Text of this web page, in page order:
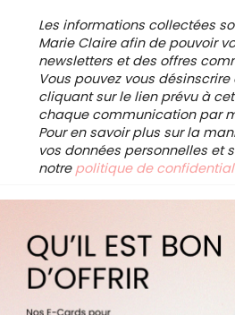
Les informations collectées
Marie Claire afin de pouvoir
newsletters et des offres
Vous pouvez vous
cliquant sur le lien prévu à
chaque communication par
Pour en savoir plus sur la
vos données personnelles et
notre politique de